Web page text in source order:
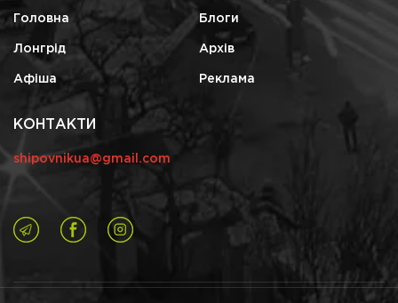
Головна Блоги
Лонгрід Архів
Афіша Реклама
КОНТАКТИ
shipovnikua@gmail.com